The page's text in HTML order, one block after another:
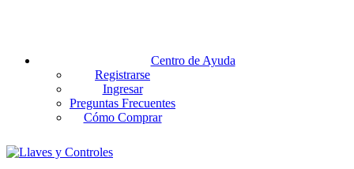
Centro de Ayuda
Registrarse
Ingresar
Preguntas Frecuentes
Cómo Comprar